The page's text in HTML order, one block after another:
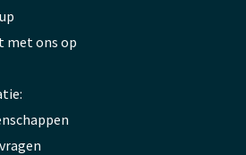
met ons op